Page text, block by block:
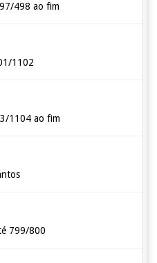
498 ao fim
1102
1104 ao fim
799/800